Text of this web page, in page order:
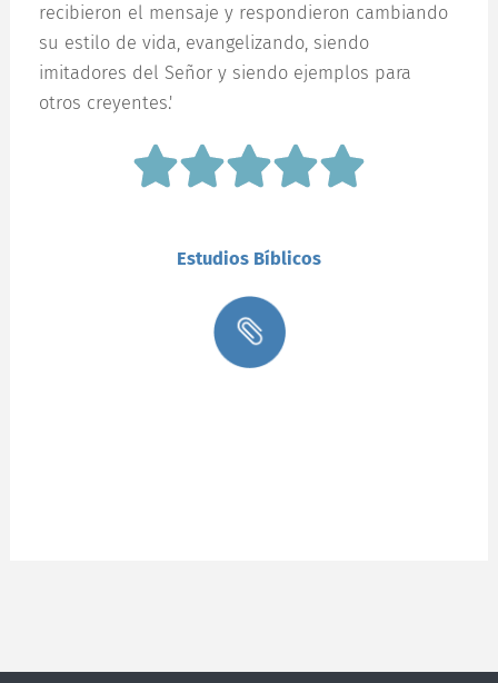
recibieron el mensaje y respondieron cambiando
su estilo de vida, evangelizando, siendo
imitadores del Señor y siendo ejemplos para
otros creyentes.'
Estudios Bíblicos